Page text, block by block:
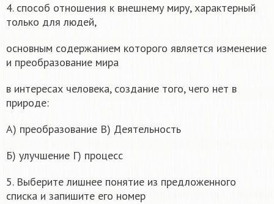
4. способ отношения к внешнему миру, характерный
только для людей,
основным содержанием которого является изменение
и преобразование мира
в интересах человека, создание того, чего нет в
природе:
А) преобразование В) Деятельность
Б) улучшение Г) процесс
5. Выберите лишнее понятие из предложенного
списка и запишите его номер